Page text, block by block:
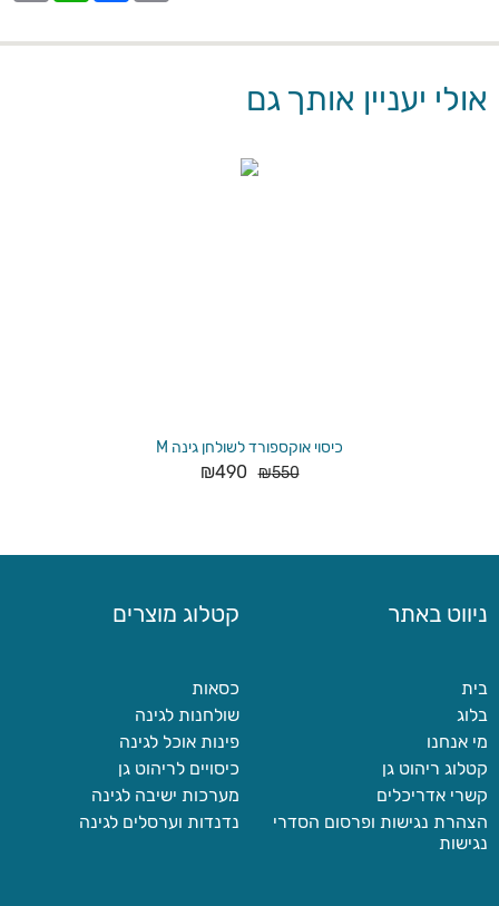
אולי יעניין אותך גם
כיסוי אוקספורד לשולחן גינה M
₪550
₪490
ניווט באתר
בית
בלוג
מי אנחנו
קטלוג ריהוט גן
קשרי אדריכלים
הצהרת נגישות ופרסום הסדרי
נגישות
קטלוג מוצרים
כסאות
שולחנות לגינה
פינות אוכל לגינה
כיסויים לריהוט גן
מערכות ישיבה לגינה
נדנדות וערסלים לגינה